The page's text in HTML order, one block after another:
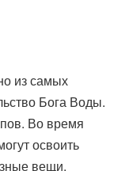
из самых
Бога Воды.
Во время
освоить
вещи.